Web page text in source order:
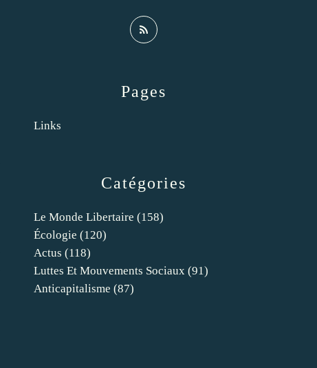
Catégories
Le Monde Libertaire (158)
Écologie (120)
Actus (118)
Luttes Et Mouvements Sociaux (91)
Anticapitalisme (87)
Pages
Links